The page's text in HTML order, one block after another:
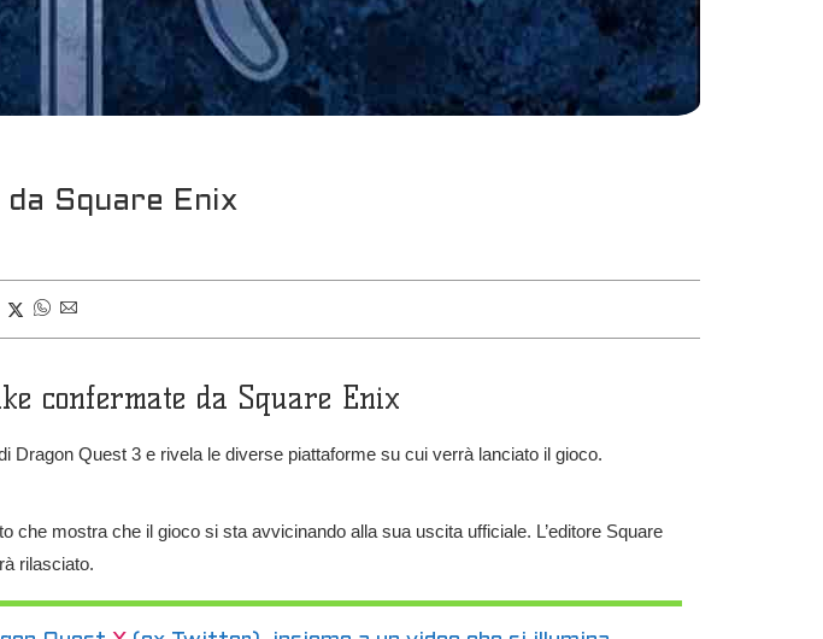
Square Enix
confermate da Square Enix
Quest 3 e rivela le diverse piattaforme su cui verrà lanciato il gioco.
mostra che il gioco si sta avvicinando alla sua uscita ufficiale. L’editore Square
rilasciato.